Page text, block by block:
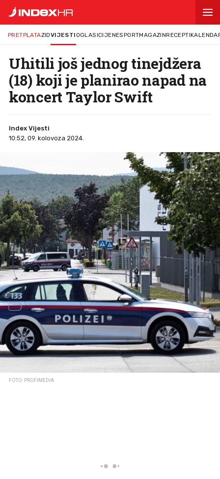
PRETPLATAZIDVIJESTIOGLASICIJENESPORTMAGAZINRECEPTI
Uhitili još jednog tinejdžera
(18) koji je planirao napad na
koncert Taylor Swift
Index Vijesti
10:52, 09. kolovoza 2024.
FOTO: PROFIMEDIA